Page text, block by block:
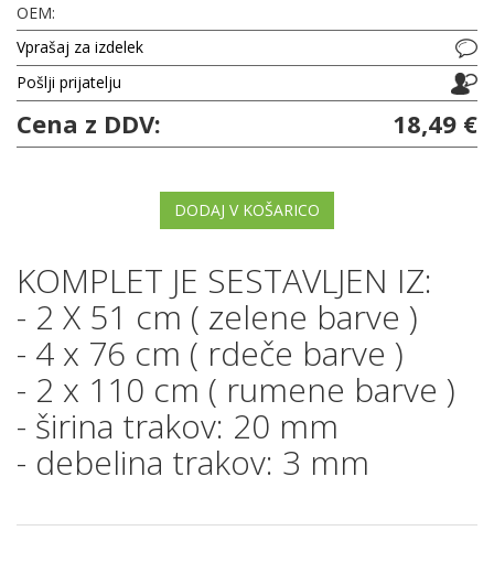
OEM:
Vprašaj za izdelek
Pošlji prijatelju
Cena z DDV: 18,49 €
DODAJ V KOŠARICO
KOMPLET JE SESTAVLJEN IZ:
- 2 X 51 cm ( zelene barve )
- 4 x 76 cm ( rdeče barve )
- 2 x 110 cm ( rumene barve )
- širina trakov: 20 mm
- debelina trakov: 3 mm